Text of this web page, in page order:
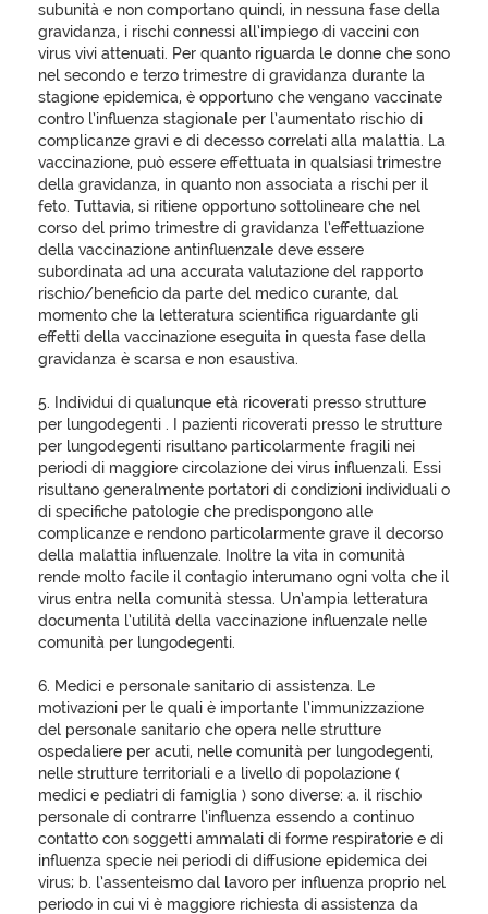
subunità e non comportano quindi, in nessuna fase della
gravidanza, i rischi connessi all’impiego di vaccini con
virus vivi attenuati. Per quanto riguarda le donne che sono
nel secondo e terzo trimestre di gravidanza durante la
stagione epidemica, è opportuno che vengano vaccinate
contro l’influenza stagionale per l’aumentato rischio di
complicanze gravi e di decesso correlati alla malattia. La
vaccinazione, può essere effettuata in qualsiasi trimestre
della gravidanza, in quanto non associata a rischi per il
feto. Tuttavia, si ritiene opportuno sottolineare che nel
corso del primo trimestre di gravidanza l’effettuazione
della vaccinazione antinfluenzale deve essere
subordinata ad una accurata valutazione del rapporto
rischio/beneficio da parte del medico curante, dal
momento che la letteratura scientifica riguardante gli
effetti della vaccinazione eseguita in questa fase della
gravidanza è scarsa e non esaustiva.
5. Individui di qualunque età ricoverati presso strutture
per lungodegenti . I pazienti ricoverati presso le strutture
per lungodegenti risultano particolarmente fragili nei
periodi di maggiore circolazione dei virus influenzali. Essi
risultano generalmente portatori di condizioni individuali o
di specifiche patologie che predispongono alle
complicanze e rendono particolarmente grave il decorso
della malattia influenzale. Inoltre la vita in comunità
rende molto facile il contagio interumano ogni volta che il
virus entra nella comunità stessa. Un’ampia letteratura
documenta l’utilità della vaccinazione influenzale nelle
comunità per lungodegenti.
6. Medici e personale sanitario di assistenza. Le
motivazioni per le quali è importante l’immunizzazione
del personale sanitario che opera nelle strutture
ospedaliere per acuti, nelle comunità per lungodegenti,
nelle strutture territoriali e a livello di popolazione (
medici e pediatri di famiglia ) sono diverse: a. il rischio
personale di contrarre l’influenza essendo a continuo
contatto con soggetti ammalati di forme respiratorie e di
influenza specie nei periodi di diffusione epidemica dei
virus; b. l’assenteismo dal lavoro per influenza proprio nel
periodo in cui vi è maggiore richiesta di assistenza da